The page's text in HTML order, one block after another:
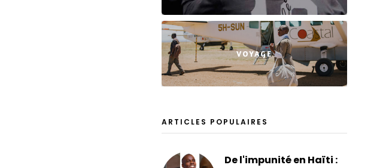
VOYAGE
ARTICLES POPULAIRES
De l'impunité en Haïti :